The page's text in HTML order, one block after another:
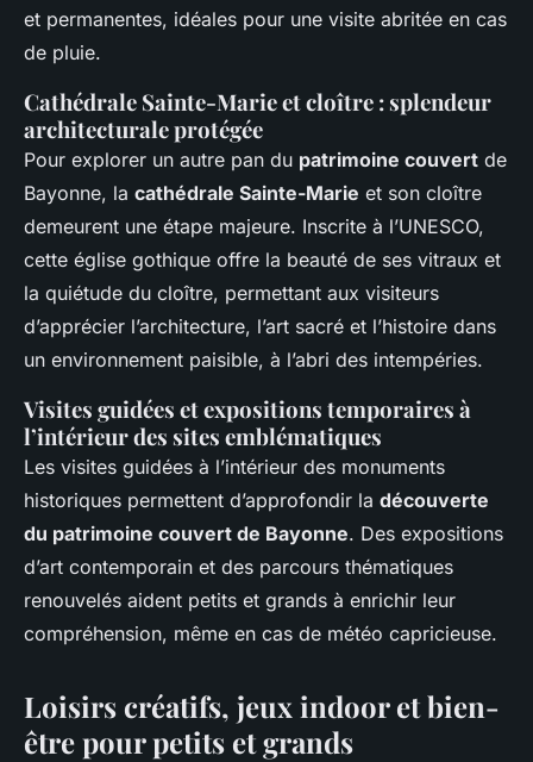
et permanentes, idéales pour une visite abritée en cas
de pluie.
Cathédrale Sainte-Marie et cloître : splendeur
architecturale protégée
Pour explorer un autre pan du patrimoine couvert de
Bayonne, la cathédrale Sainte-Marie et son cloître
demeurent une étape majeure. Inscrite à l’UNESCO,
cette église gothique offre la beauté de ses vitraux et
la quiétude du cloître, permettant aux visiteurs
d’apprécier l’architecture, l’art sacré et l’histoire dans
un environnement paisible, à l’abri des intempéries.
Visites guidées et expositions temporaires à
l’intérieur des sites emblématiques
Les visites guidées à l’intérieur des monuments
historiques permettent d’approfondir la découverte
du patrimoine couvert de Bayonne. Des expositions
d’art contemporain et des parcours thématiques
renouvelés aident petits et grands à enrichir leur
compréhension, même en cas de météo capricieuse.
Loisirs créatifs, jeux indoor et bien-
être pour petits et grands